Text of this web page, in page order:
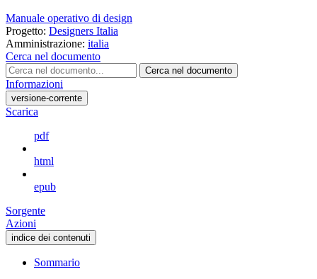
Manuale operativo di design
Progetto: Designers Italia
Amministrazione: italia
Cerca nel documento
Cerca nel documento
Informazioni
versione-corrente
Scarica
pdf
html
epub
Sorgente
Azioni
indice dei contenuti
Sommario